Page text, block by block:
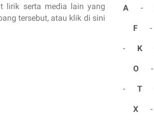
lirik serta media lain yang
tersebut, atau klik di sini
A -
F -
- K
O -
- T
X -